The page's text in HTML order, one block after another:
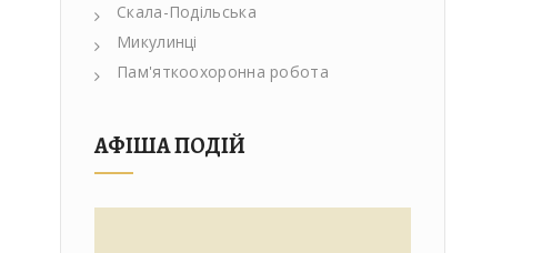
Скала-Подільська
Микулинці
Пам'яткоохоронна робота
АФІША ПОДІЙ